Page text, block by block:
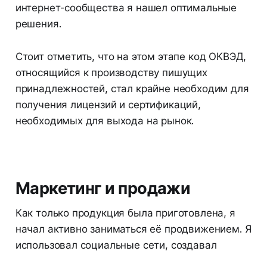
интернет-сообщества я нашел оптимальные
решения.
Стоит отметить, что на этом этапе код ОКВЭД,
относящийся к производству пишущих
принадлежностей, стал крайне необходим для
получения лицензий и сертификаций,
необходимых для выхода на рынок.
Маркетинг и продажи
Как только продукция была приготовлена, я
начал активно заниматься её продвижением. Я
использовал социальные сети, создавал